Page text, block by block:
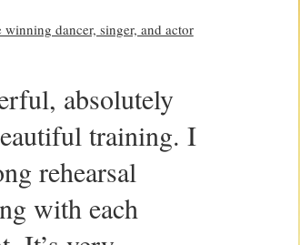
dancer, singer, and actor
absolutely
training. I
rehearsal
with each